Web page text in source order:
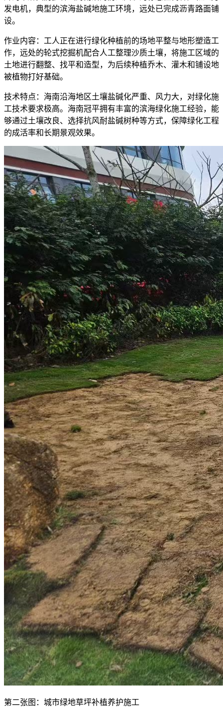
发电机，典型的滨海盐碱地施工环境，远处已完成沥青路面铺
设。
作业内容：工人正在进行绿化种植前的场地平整与地形塑造工
作，远处的轮式挖掘机配合人工整理沙质土壤，将施工区域的
土地进行翻整、找平和造型，为后续种植乔木、灌木和铺设地
被植物打好基础。
技术特点：海南沿海地区土壤盐碱化严重、风力大，对绿化施
工技术要求极高。海南冠平拥有丰富的滨海绿化施工经验，能
够通过土壤改良、选择抗风耐盐碱树种等方式，保障绿化工程
的成活率和长期景观效果。
第二张图：城市绿地草坪补植养护施工